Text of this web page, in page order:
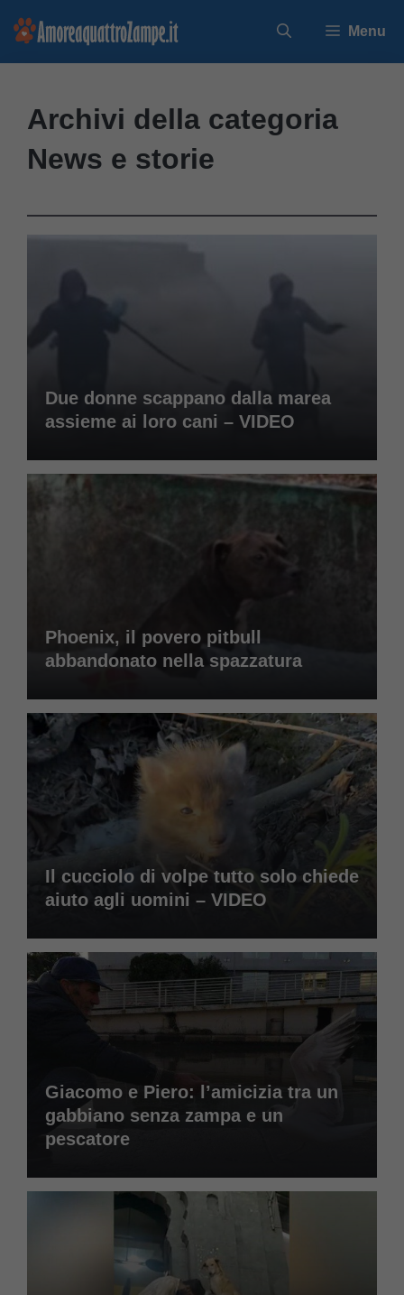
Vai
Menu
Archivi della categoria
News e storie
Due donne scappano dalla marea
assieme ai loro cani – VIDEO
Phoenix, il povero pitbull
abbandonato nella spazzatura
Il cucciolo di volpe tutto solo chiede
aiuto agli uomini – VIDEO
Giacomo e Piero: l’amicizia tra un
gabbiano senza zampa e un
pescatore